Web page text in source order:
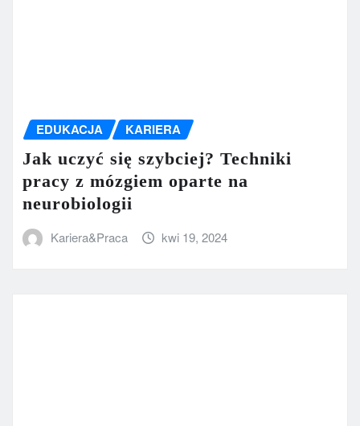
EDUKACJA KARIERA
Jak uczyć się szybciej? Techniki
pracy z mózgiem oparte na
neurobiologii
Kariera&Praca kwi 19, 2024